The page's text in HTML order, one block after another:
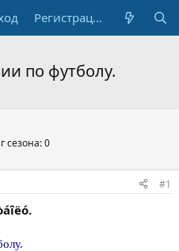
Регистрация
по футболу.
сезона: 0
#1